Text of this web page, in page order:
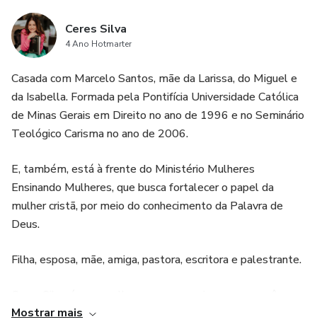
esses ensinamentos na vida diária.
Ceres Silva
4 Ano Hotmarter
Casada com Marcelo Santos, mãe da Larissa, do Miguel e
da Isabella. Formada pela Pontifícia Universidade Católica
de Minas Gerais em Direito no ano de 1996 e no Seminário
Teológico Carisma no ano de 2006.
E, também, está à frente do Ministério Mulheres
Ensinando Mulheres, que busca fortalecer o papel da
mulher cristã, por meio do conhecimento da Palavra de
Deus.
Filha, esposa, mãe, amiga, pastora, escritora e palestrante.
o conhecimento de quem Deus É salva, cura, transforma
Mostrar mais